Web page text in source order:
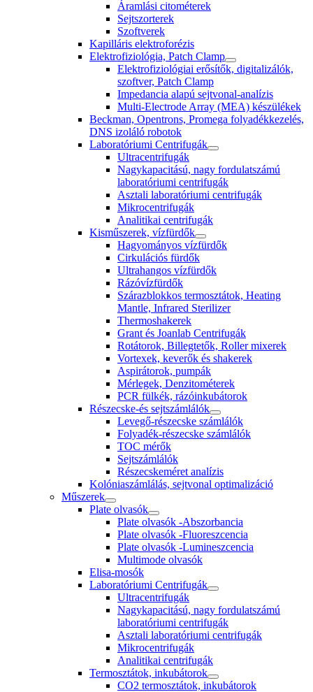
Áramlási citométerek
Sejtszorterek
Szoftverek
Kapilláris elektroforézis
Elektrofiziológia, Patch Clamp
Elektrofiziológiai erősítők, digitalizálók,
szoftver, Patch Clamp
Impedancia alapú sejtvonal-analízis
Multi-Electrode Array (MEA) készülékek
Beckman, Opentrons, Promega folyadékkezelés,
DNS izoláló robotok
Laboratóriumi Centrifugák
Ultracentrifugák
Nagykapacitású, nagy fordulatszámú
laboratóriumi centrifugák
Asztali laboratóriumi centrifugák
Mikrocentrifugák
Analitikai centrifugák
Kisműszerek, vízfürdők
Hagyományos vízfürdők
Cirkulációs fürdők
Ultrahangos vízfürdők
Rázóvízfürdők
Szárazblokkos termosztátok, Heating
Mantle, Infrared Sterilizer
Thermoshakerek
Grant és Joanlab Centrifugák
Rotátorok, Billegtetők, Roller mixerek
Vortexek, keverők és shakerek
Aspirátorok, pumpák
Mérlegek, Denzitométerek
PCR fülkék, rázóinkubátorok
Részecske-és sejtszámlálók
Levegő-részecske számlálók
Folyadék-részecske számlálók
TOC mérők
Sejtszámlálók
Részecskeméret analízis
Kolóniaszámlálás, sejtvonal optimalizáció
Műszerek
Plate olvasók
Plate olvasók -Abszorbancia
Plate olvasók -Fluoreszcencia
Plate olvasók -Lumineszcencia
Multimode olvasók
Elisa-mosók
Laboratóriumi Centrifugák
Ultracentrifugák
Nagykapacitású, nagy fordulatszámú
laboratóriumi centrifugák
Asztali laboratóriumi centrifugák
Mikrocentrifugák
Analitikai centrifugák
Termosztátok, inkubátorok
CO2 termosztátok, inkubátorok